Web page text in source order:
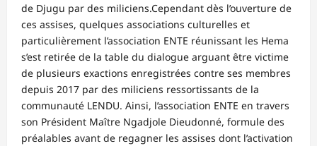
de Djugu par des miliciens.Cependant dès l’ouverture de
ces assises, quelques associations culturelles et
particulièrement l’association ENTE réunissant les Hema
s’est retirée de la table du dialogue arguant être victime
de plusieurs exactions enregistrées contre ses membres
depuis 2017 par des miliciens ressortissants de la
communauté LENDU. Ainsi, l’association ENTE en travers
son Président Maître Ngadjole Dieudonné, formule des
préalables avant de regagner les assises dont l’activation